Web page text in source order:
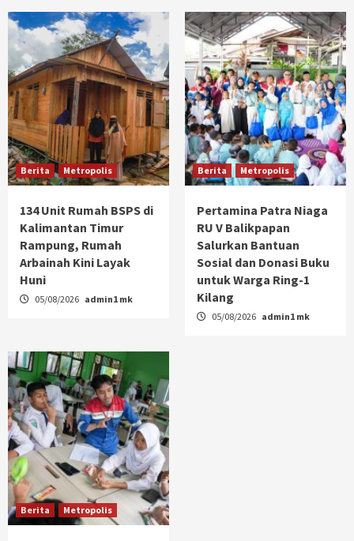
Berita Metropolis
134 Unit Rumah BSPS di
Kalimantan Timur
Rampung, Rumah
Arbainah Kini Layak
Huni
05/08/2026 admin1 mk
Berita Metropolis
Pertamina Patra Niaga
RU V Balikpapan
Salurkan Bantuan
Sosial dan Donasi Buku
untuk Warga Ring-1
Kilang
05/08/2026 admin1 mk
Berita Metropolis